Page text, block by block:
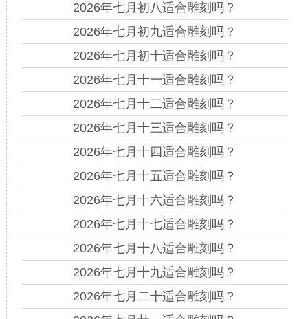
2026年七月初八适合雕刻吗？
2026年七月初九适合雕刻吗？
2026年七月初十适合雕刻吗？
2026年七月十一适合雕刻吗？
2026年七月十二适合雕刻吗？
2026年七月十三适合雕刻吗？
2026年七月十四适合雕刻吗？
2026年七月十五适合雕刻吗？
2026年七月十六适合雕刻吗？
2026年七月十七适合雕刻吗？
2026年七月十八适合雕刻吗？
2026年七月十九适合雕刻吗？
2026年七月二十适合雕刻吗？